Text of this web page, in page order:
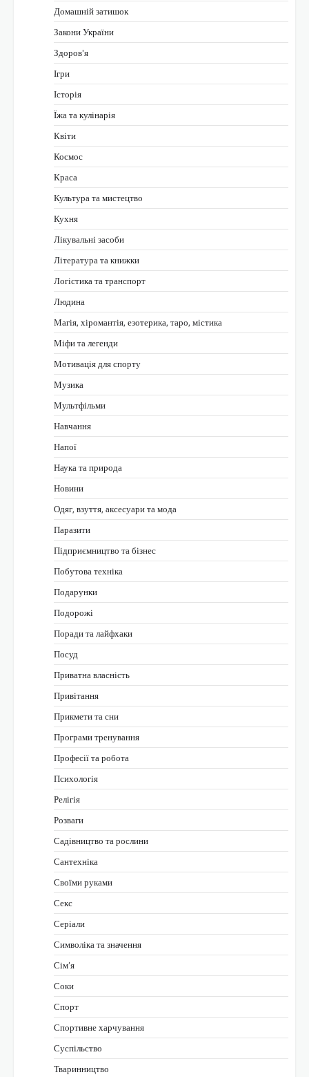
Домашній затишок
Закони України
Здоров'я
Ігри
Історія
Їжа та кулінарія
Квіти
Космос
Краса
Культура та мистецтво
Кухня
Лікувальні засоби
Література та книжки
Логістика та транспорт
Людина
Магія, хіромантія, езотерика, таро, містика
Міфи та легенди
Мотивація для спорту
Музика
Мультфільми
Навчання
Напої
Наука та природа
Новини
Одяг, взуття, аксесуари та мода
Паразити
Підприємництво та бізнес
Побутова техніка
Подарунки
Подорожі
Поради та лайфхаки
Посуд
Приватна власність
Привітання
Прикмети та сни
Програми тренування
Професії та робота
Психологія
Релігія
Розваги
Садівництво та рослини
Сантехніка
Своїми руками
Секс
Серіали
Символіка та значення
Сім’я
Соки
Спорт
Спортивне харчування
Суспільство
Тваринництво